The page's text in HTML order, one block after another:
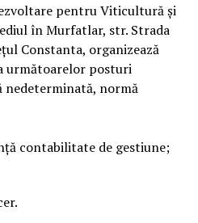
pentru Viticultură și
în Murfatlar, str. Strada
Constanta, organizează
următoarelor posturi
nedeterminată, normă
contabilitate de gestiune;